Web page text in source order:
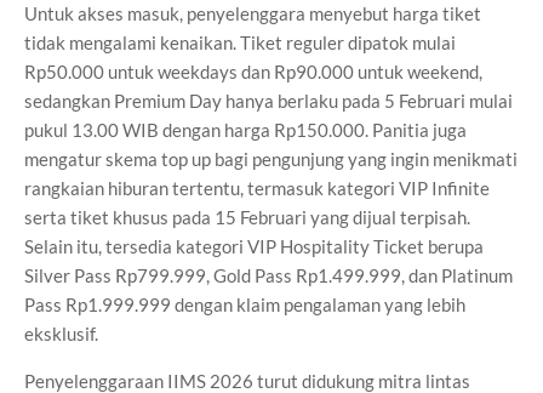
Untuk akses masuk, penyelenggara menyebut harga tiket
tidak mengalami kenaikan. Tiket reguler dipatok mulai
Rp50.000 untuk weekdays dan Rp90.000 untuk weekend,
sedangkan Premium Day hanya berlaku pada 5 Februari mulai
pukul 13.00 WIB dengan harga Rp150.000. Panitia juga
mengatur skema top up bagi pengunjung yang ingin menikmati
rangkaian hiburan tertentu, termasuk kategori VIP Infinite
serta tiket khusus pada 15 Februari yang dijual terpisah.
Selain itu, tersedia kategori VIP Hospitality Ticket berupa
Silver Pass Rp799.999, Gold Pass Rp1.499.999, dan Platinum
Pass Rp1.999.999 dengan klaim pengalaman yang lebih
eksklusif.
Penyelenggaraan IIMS 2026 turut didukung mitra lintas